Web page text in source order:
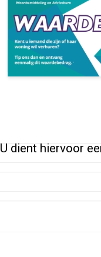
U dient hiervoor